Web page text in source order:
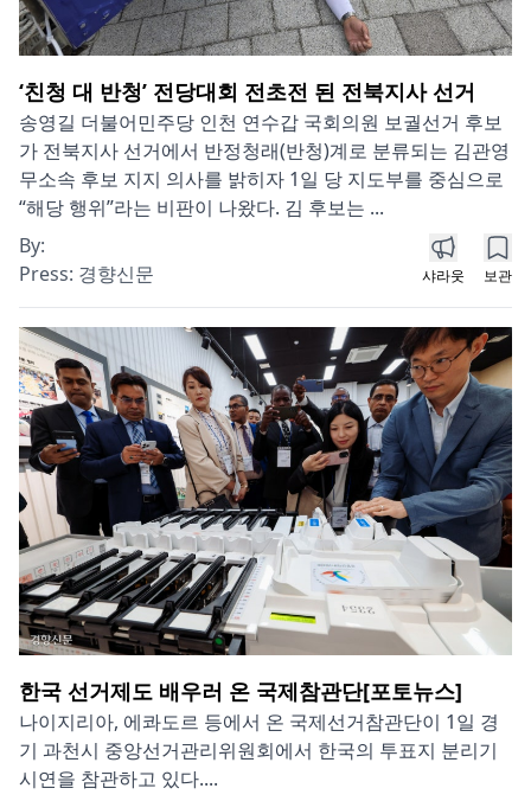
‘친청 대 반청’ 전당대회 전초전 된 전북지사 선거
송영길 더불어민주당 인천 연수갑 국회의원 보궐선거 후보
가 전북지사 선거에서 반정청래(반청)계로 분류되는 김관영
무소속 후보 지지 의사를 밝히자 1일 당 지도부를 중심으로
“해당 행위”라는 비판이 나왔다. 김 후보는 ...
By:
Press: 경향신문 샤라웃 보관
한국 선거제도 배우러 온 국제참관단[포토뉴스]
나이지리아, 에콰도르 등에서 온 국제선거참관단이 1일 경
기 과천시 중앙선거관리위원회에서 한국의 투표지 분리기
시연을 참관하고 있다....